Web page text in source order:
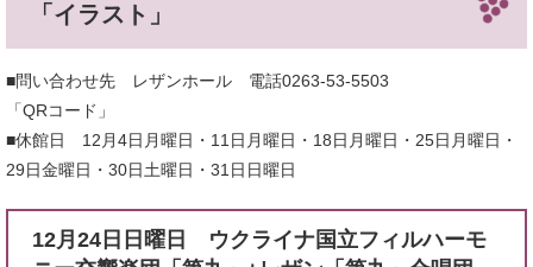
「イラスト」
■問い合わせ先 レザンホール 電話0263-53-5503
「QRコード」
■休館日 12月4日月曜日・11日月曜日・18日月曜日・25日月曜日・
29日金曜日・30日土曜日・31日日曜日
12月24日日曜日 ウクライナ国立フィルハーモ